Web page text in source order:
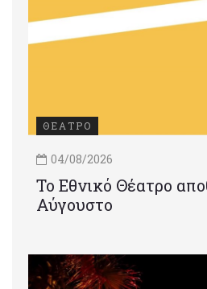
ΘΕΑΤΡΟ
04/08/2026
Το Εθνικό Θέατρο
Αύγουστο